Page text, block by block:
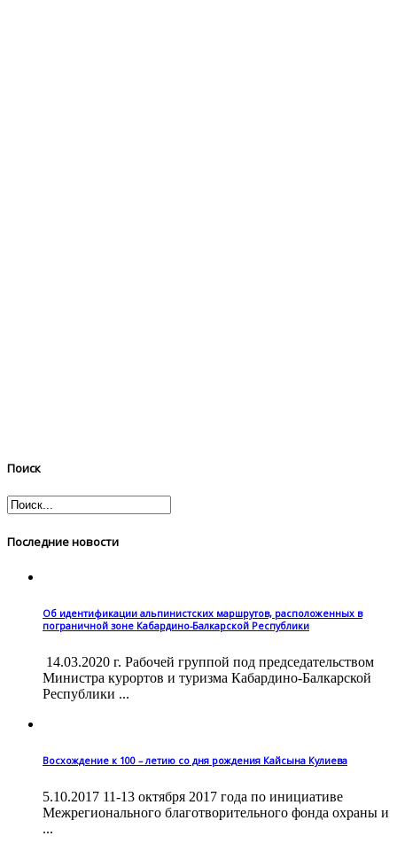
Поиск
Последние новости
Об идентификации альпинистских маршрутов, расположенных в
пограничной зоне Кабардино-Балкарской Республики
14.03.2020 г. Рабочей группой под председательством
Министра курортов и туризма Кабардино-Балкарской
Республики ...
Восхождение к 100 – летию со дня рождения Кайсына Кулиева
5.10.2017 11-13 октября 2017 года по инициативе
Межрегионального благотворительного фонда охраны и
...